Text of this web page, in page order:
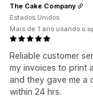
Reliable customer
my invoices to print
and they gave me a
within 24 hrs.
The Cake Company
Estados Unidos
Mais de 1 ano usando o